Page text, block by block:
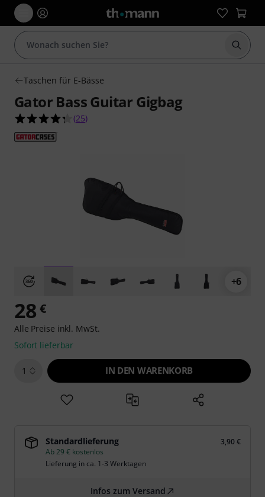
Suche
Taschen für E-Bässe
Gator Bass Guitar Gigbag
4.3 von 5 Sternen aus 25 Kundenbewertungen
(25)
+6
28 €
Alle Preise inkl. MwSt.
Sofort lieferbar
1 IN DEN WARENKORB
Standardlieferung
3,90 €
Ab 29 € kostenlos
Lieferung in ca. 1-3 Werktagen
Infos zum Versand